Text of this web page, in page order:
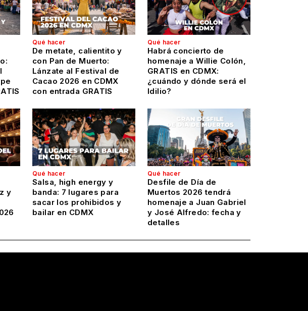
Qué hacer
De metate, calientito y
con Pan de Muerto:
Lánzate al Festival de
Cacao 2026 en CDMX
con entrada GRATIS
Qué hacer
Habrá concierto de
homenaje a Willie Colón,
GRATIS en CDMX:
¿cuándo y dónde será el
Idilio?
y
Qué hacer
Salsa, high energy y
banda: 7 lugares para
sacar los prohibidos y
bailar en CDMX
Qué hacer
Desfile de Día de
Muertos 2026 tendrá
homenaje a Juan Gabriel
y José Alfredo: fecha y
detalles